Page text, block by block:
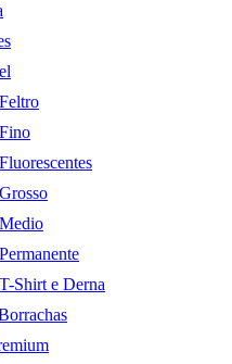
Shirt e Derna